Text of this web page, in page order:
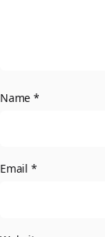
Name*
Email *